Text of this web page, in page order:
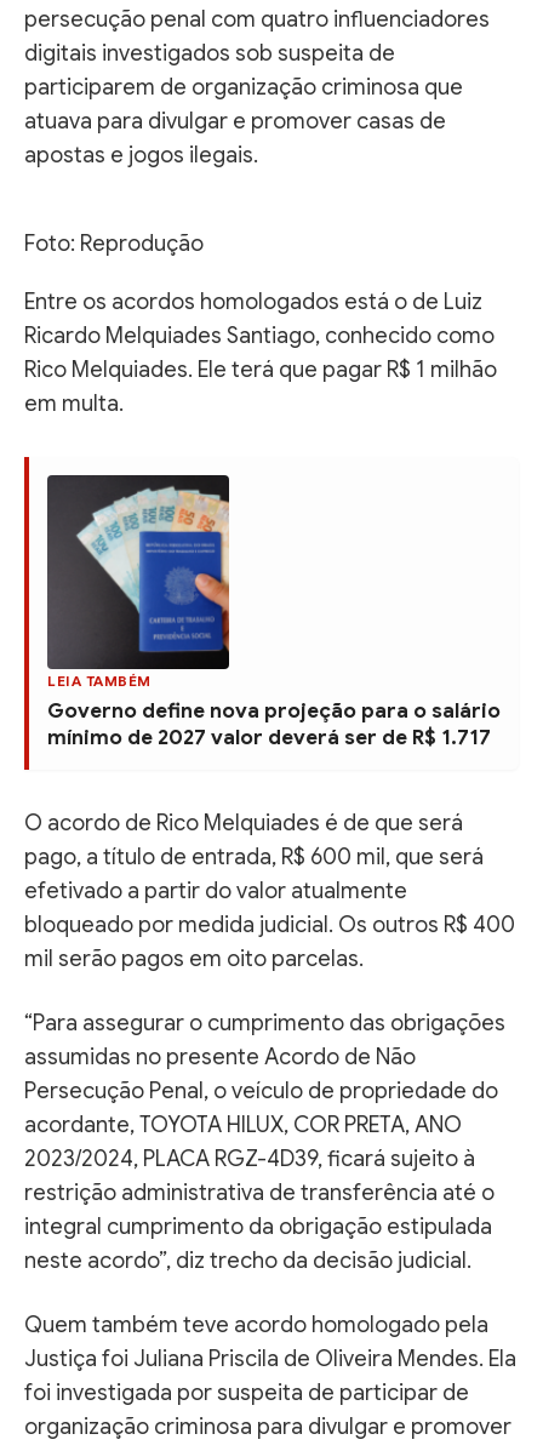
persecução penal com quatro influenciadores
digitais investigados sob suspeita de
participarem de organização criminosa que
atuava para divulgar e promover casas de
apostas e jogos ilegais.
Foto: Reprodução
Entre os acordos homologados está o de Luiz
Ricardo Melquiades Santiago, conhecido como
Rico Melquiades. Ele terá que pagar R$ 1 milhão
em multa.
LEIA TAMBÉM
Governo define nova projeção para o salário
mínimo de 2027 valor deverá ser de R$ 1.717
O acordo de Rico Melquiades é de que será
pago, a título de entrada, R$ 600 mil, que será
efetivado a partir do valor atualmente
bloqueado por medida judicial. Os outros R$ 400
mil serão pagos em oito parcelas.
“Para assegurar o cumprimento das obrigações
assumidas no presente Acordo de Não
Persecução Penal, o veículo de propriedade do
acordante, TOYOTA HILUX, COR PRETA, ANO
2023/2024, PLACA RGZ-4D39, ficará sujeito à
restrição administrativa de transferência até o
integral cumprimento da obrigação estipulada
neste acordo”, diz trecho da decisão judicial.
Quem também teve acordo homologado pela
Justiça foi Juliana Priscila de Oliveira Mendes. Ela
foi investigada por suspeita de participar de
organização criminosa para divulgar e promover